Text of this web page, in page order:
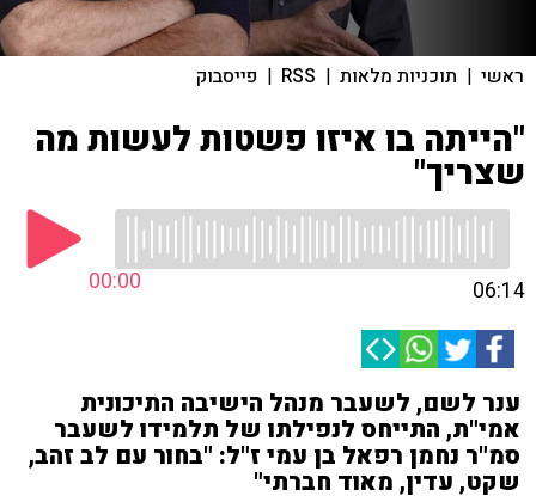
ראשי | תוכניות מלאות |
RSS
| פייסבוק
"הייתה בו איזו פשטות לעשות מה
שצריך"
00:00 06:14
ענר לשם, לשעבר מנהל הישיבה התיכונית
אמי"ת, התייחס לנפילתו של תלמידו לשעבר
סמ"ר נחמן רפאל בן עמי ז"ל: "בחור עם לב זהב,
שקט, עדין, מאוד חברתי"